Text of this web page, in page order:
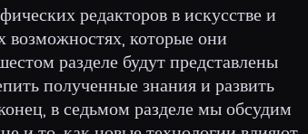
редакторов в искусстве и
возможностях, которые они
разделе будут представлены
полученные знания и развить
в седьмом разделе мы обсудим